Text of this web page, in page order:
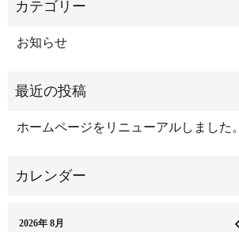
お知らせ
ホームページをリニューアルしました。
2026年 8月